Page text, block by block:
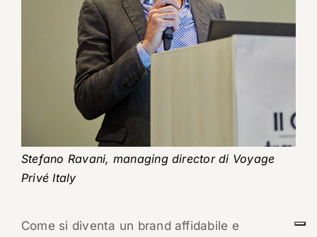
Stefano Ravani, managing director di Voyage
Privé Italy
Come si diventa un brand affidabile e